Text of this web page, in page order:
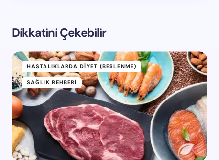
Dikkatini Çekebilir
HASTALIKLARDA DIYET (BESLENME)
SAĞLIK REHBERI